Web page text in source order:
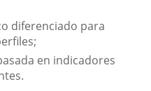
diferenciado para
en indicadores